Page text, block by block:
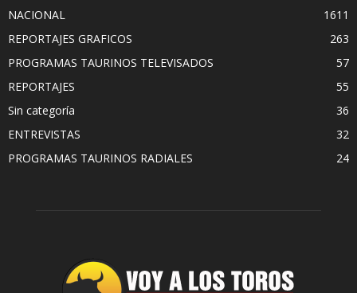
NACIONAL
1611
REPORTAJES GRAFICOS
263
PROGRAMAS TAURINOS TELEVISADOS
57
REPORTAJES
55
Sin categoría
36
ENTREVISTAS
32
PROGRAMAS TAURINOS RADIALES
24